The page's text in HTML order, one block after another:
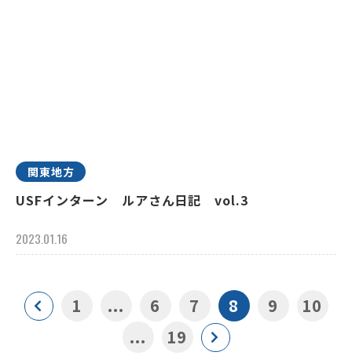
関東地方
USFインターン ルアさん日記 vol.3
2023.01.16
1 ... 6 7 8 9
10
...
19